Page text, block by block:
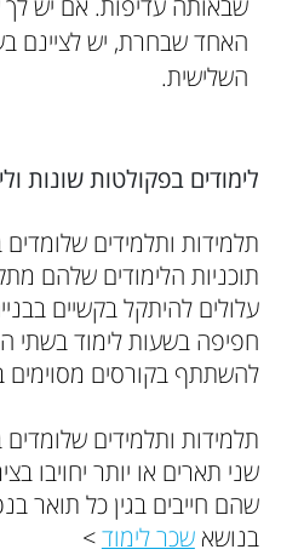
שבאותה עדיפות. אם יש לך
האחד שבחרת, יש לציינם
השלישית.
לימודים בפקולטות שונות
תלמידות ותלמידים
תוכניות הלימודים שלהם
עלולים להיתקל בקשיים
חפיפה בשעות לימוד בשתי
להשתתף בקורסים מסוימים
תלמידות ותלמידים
שני תארים או יותר יחויבו
שהם חייבים בגין כל תואר
בנושאשכר לימוד>